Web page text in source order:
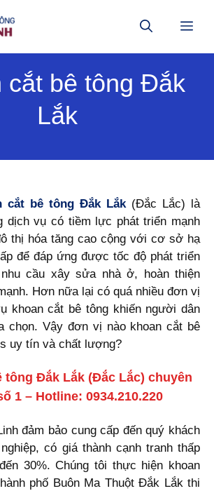
cắt bê tông Đắk
Lắk
cắt bê tông Đắk Lắk(Đắc Lắc) là
dịch vụ có tiềm lực phát triển mạnh
thị hóa tăng cao cộng với cơ sở hạ
để đáp ứng được tốc độ phát triển
cầu xây sửa nhà ở, hoàn thiện
Hơn nữa lại có quá nhiều đơn vị
khoan cắt bê tông khiến người dân
chọn. Vậy đơn vị nào khoan cắt bê
uy tín và chất lượng?
tông Đắk Lắk (Đắc Lắc) chuyên
1 – Hotline: 0934.210.220
đảm bảo cung cấp đến quý khách
có giá thành cạnh tranh thấp
30%. Chúng tôi thực hiện khoan
phố Buôn Ma Thuột Đắk Lắk thi